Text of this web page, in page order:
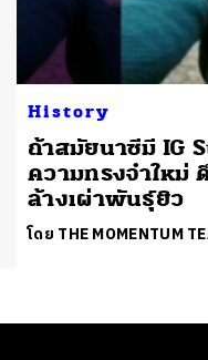
History
ถ้าสมัยนาซีมี IG
ความทรงจำใหม่
ล้างเผ่าพันธุ์ยิว
โดย THE MOMENTUM